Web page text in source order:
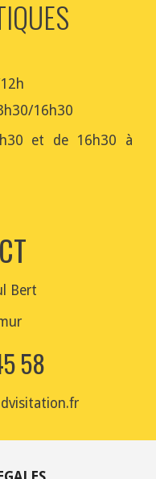
16h30
et de 16h30 à
Bert
58